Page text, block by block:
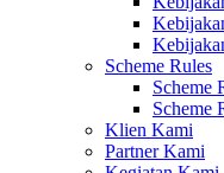
Scheme Rules
Scheme
Scheme
Klien Kami
Partner Kami